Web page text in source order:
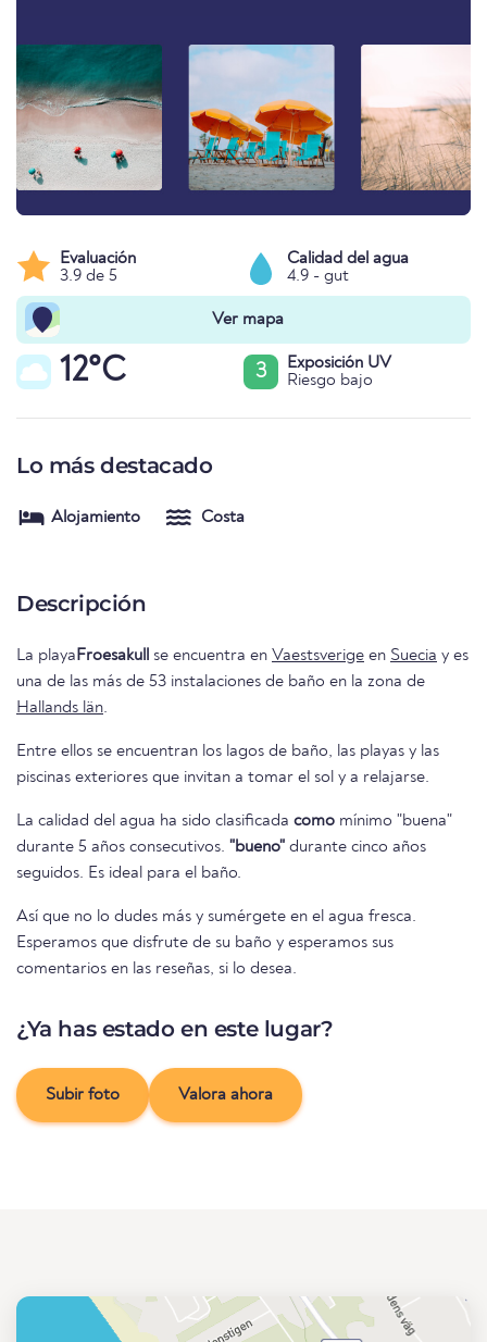
Evaluación
3.9 de 5
Calidad del agua
4.9 - gut
Ver mapa
12°C 3
Exposición UV
Riesgo bajo
Lo más destacado
Alojamiento Costa
Descripción
La playaFroesakull se encuentra en Vaestsverige en Suecia y es
una de las más de 53 instalaciones de baño en la zona de
Hallands län.
Entre ellos se encuentran los lagos de baño, las playas y las
piscinas exteriores que invitan a tomar el sol y a relajarse.
La calidad del agua ha sido clasificada como mínimo "buena"
durante 5 años consecutivos. "bueno" durante cinco años
seguidos. Es ideal para el baño.
Así que no lo dudes más y sumérgete en el agua fresca.
Esperamos que disfrute de su baño y esperamos sus
comentarios en las reseñas, si lo desea.
¿Ya has estado en este lugar?
Subir foto Valora ahora